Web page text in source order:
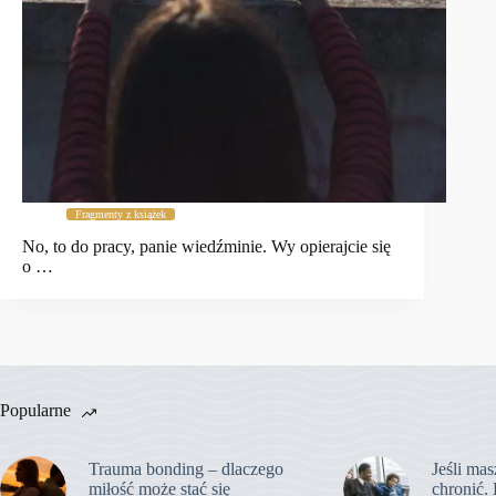
Fragmenty z książek
No, to do pracy, panie wiedźminie. Wy opierajcie się
o …
Popularne
Trauma bonding – dlaczego
miłość może stać się
Jeśli
chronić.